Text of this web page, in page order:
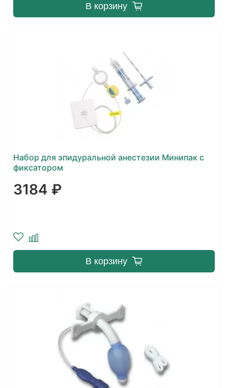
В корзину
Набор для эпидуральной анестезии Минипак с
фиксатором
3184 ₽
В корзину